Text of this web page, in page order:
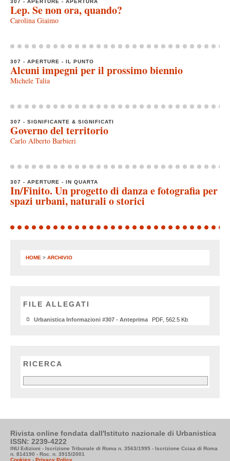
Lep. Se non ora, quando?
Carolina Giaimo
307 - APERTURE - IL PUNTO
Alcuni impegni per il prossimo biennio
Michele Talia
307 - SIGNIFICANTE & SIGNIFICATI
Governo del territorio
Carlo Alberto Barbieri
307 - APERTURE - IN QUARTA
In/Finito. Un progetto di danza e fotografia per
spazi urbani, naturali o storici
HOME > ARCHIVIO
FILE ALLEGATI
Urbanistica Informazioni #307 - Anteprima PDF, 562.5 Kb
RICERCA
Rivista online fondata dall'Istituto nazionale di Urbanistica
ISSN: 2239-4222
INU Edizioni - Iscrizione Tribunale di Roma n. 3563/1995 - Iscrizione Cciaa di Roma
n. 814190 - Roc. n. 3915/2001
Cookies - Privacy Policy